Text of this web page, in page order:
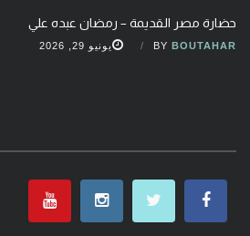
حضارة مصر القديمة – رمضان عبده علي
BY BOUTAHAR يونيو 29, 2026